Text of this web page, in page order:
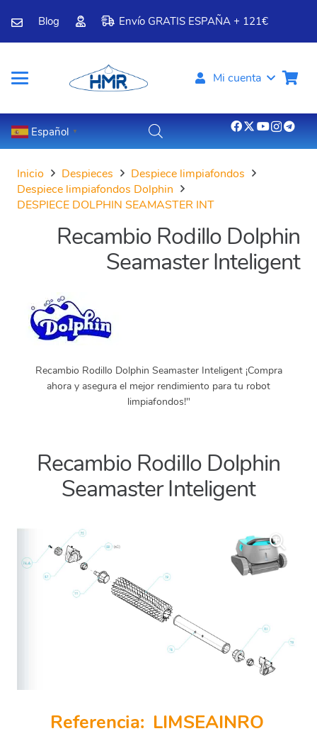
Blog Envío GRATIS ESPAÑA + 121€
Mi cuenta
Español ▼
Inicio Despieces
Despiece limpiafondos
Despiece limpiafondos Dolphin
DESPIECE DOLPHIN SEAMASTER INT
Recambio Rodillo Dolphin
Seamaster Inteligent
Recambio Rodillo Dolphin Seamaster Inteligent ¡Compra
ahora y asegura el mejor rendimiento para tu robot
limpiafondos!"
Recambio Rodillo Dolphin
Seamaster Inteligent
Referencia: LIMSEAINRO